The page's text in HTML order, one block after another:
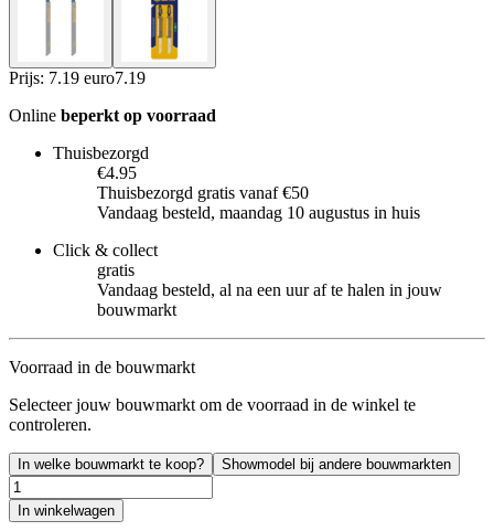
Prijs: 7.19 euro7.19
Online beperkt op voorraad
Thuisbezorgd
€4.95
Thuisbezorgd gratis vanaf €50
Vandaag besteld, maandag 10 augustus in huis
Click & collect
gratis
Vandaag besteld, al na een uur af te halen in jouw
bouwmarkt
Voorraad in de bouwmarkt
Selecteer jouw bouwmarkt om de voorraad in de winkel te
controleren.
In welke bouwmarkt te koop? Showmodel bij andere bouwmarkten
In winkelwagen